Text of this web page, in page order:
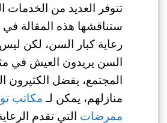
تتوفر العديد من الخدمات
ستناقشها هذه المقالة
رعاية كبار السن، لكن
السن يريدون العيش في
المجتمع، يفضل الكثيرون
منازلهم، يمكن لـ مكاتب
ممرضات التي تقدم